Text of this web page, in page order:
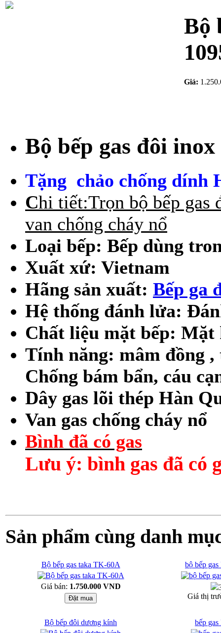
Bộ
Giá:
Bộ bếp gas đôi
Tặng chảo chống dính
Chi tiết:Trọn bộ bếp gas
van chống cháy nổ
Loại bếp: Bếp dùng
Xuất xứ: Vietnam
Hãng sản xuất: Bếp ga
Hệ thống đánh lửa:
Chất liệu mặt bếp:
Tính năng: mâm đồng
Chống bám bẩn, cáu
Dây gas lõi thép Hàn
Van gas chống cháy nổ
Bình đã có gas
Lưu ý: bình gas đã có
Sản phẩm cùng danh
Bộ bếp gas taka TK-60A
Giá bán: 1.750.000 VND
bộ bếp
Giá thị
Bộ bếp đôi dương kính bếp